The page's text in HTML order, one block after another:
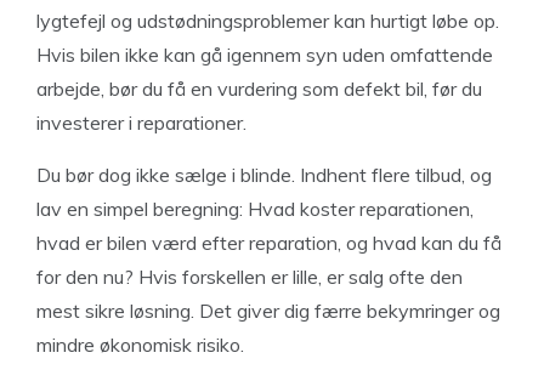
lygtefejl og udstødningsproblemer kan hurtigt løbe op.
Hvis bilen ikke kan gå igennem syn uden omfattende
arbejde, bør du få en vurdering som defekt bil, før du
investerer i reparationer.
Du bør dog ikke sælge i blinde. Indhent flere tilbud, og
lav en simpel beregning: Hvad koster reparationen,
hvad er bilen værd efter reparation, og hvad kan du få
for den nu? Hvis forskellen er lille, er salg ofte den
mest sikre løsning. Det giver dig færre bekymringer og
mindre økonomisk risiko.